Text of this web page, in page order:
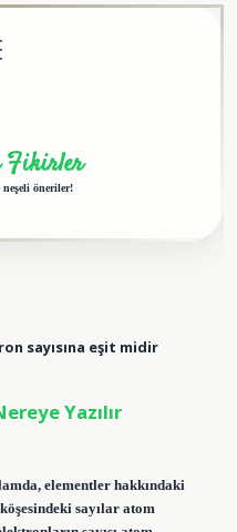
Fikirler
neşeli öneriler!
sayısına eşit midir
Yazılır
elementler hakkındaki
sayılar atom